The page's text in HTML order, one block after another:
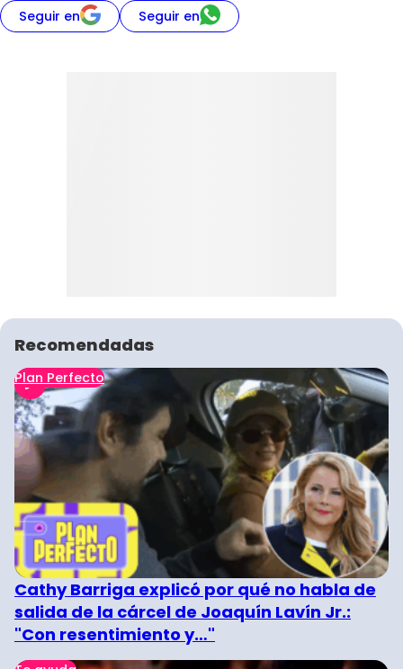
Seguir en Seguir en
Recomendadas
Plan Perfecto
Cathy Barriga explicó por qué no habla de
salida de la cárcel de Joaquín Lavín Jr.:
"Con resentimiento y…"